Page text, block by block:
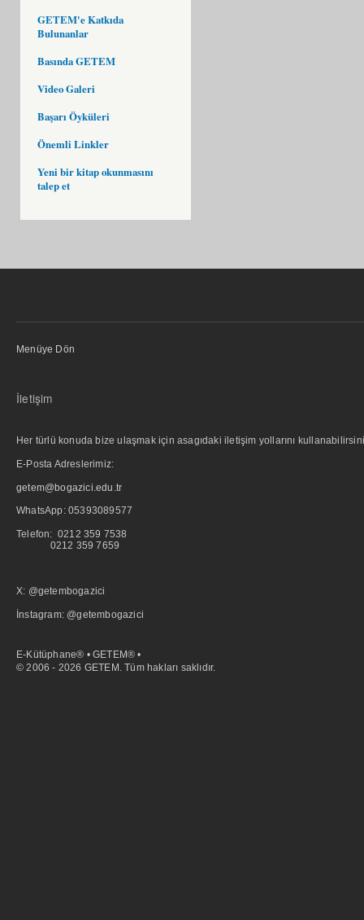
GETEM'e Katkıda
Bulunanlar
Basında GETEM
Video Galeri
Başarı Öyküleri
Önemli Linkler
Yeni bir kitap okunmasını
talep et
Menüye Dön
İletişim
Her türlü konuda bize ulaşmak için asagıdaki iletişim yollarını
E-Posta Adreslerimiz:
getem@bogazici.edu.tr
WhatsApp: 05393089577
Telefon: 0212 359 7538
0212 359 7659
X: @getembogazici
İnstagram: @getembogazici
E-Kütüphane® • GETEM® •
© 2006 - 2026 GETEM. Tüm hakları saklıdır.